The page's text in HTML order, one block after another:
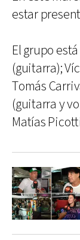
estar
El grupo
(guitarra);
Tomás
(guitarra y
Matías